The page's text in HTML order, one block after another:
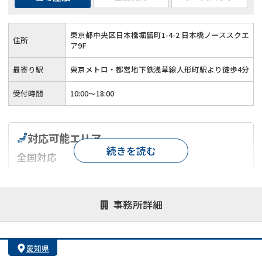
住所
東京都中央区日本橋堀留町1-4-2 日本橋ノーススクエ
ア9F
最寄り駅 東京メトロ・都営地下鉄浅草線人形町駅より徒歩4分
受付時間 10:00～18:00
事務所詳細
対応可能エリア
全国対応
対応が親身 オンライン面談可能
レスポンスが早い
1億円以上の買取可
続きを読む
愛知県